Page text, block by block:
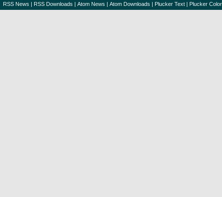
RSS News | RSS Downloads | Atom News | Atom Downloads | Plucker Text | Plucker Color